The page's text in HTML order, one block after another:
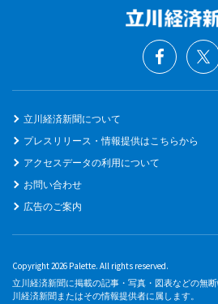
立川経済新聞について
プレスリリース・情報提供はこちらから
アクセスデータの利用について
お問い合わせ
広告のご案内
Copyright 2026 Palette. All rights reserved.
立川経済新聞に掲載の記事・写真・図表などの無
川経済新聞またはその情報提供者に属します。